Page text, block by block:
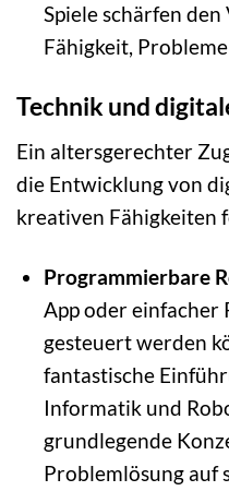
Spiele schärfen
Fähigkeit,
Technik und
Ein altersgerechter
die Entwicklung von
kreativen Fähigkeiten
Programmierbare
App oder einfacher
gesteuert werden
fantastische
Informatik und
grundlegende
Problemlösung auf